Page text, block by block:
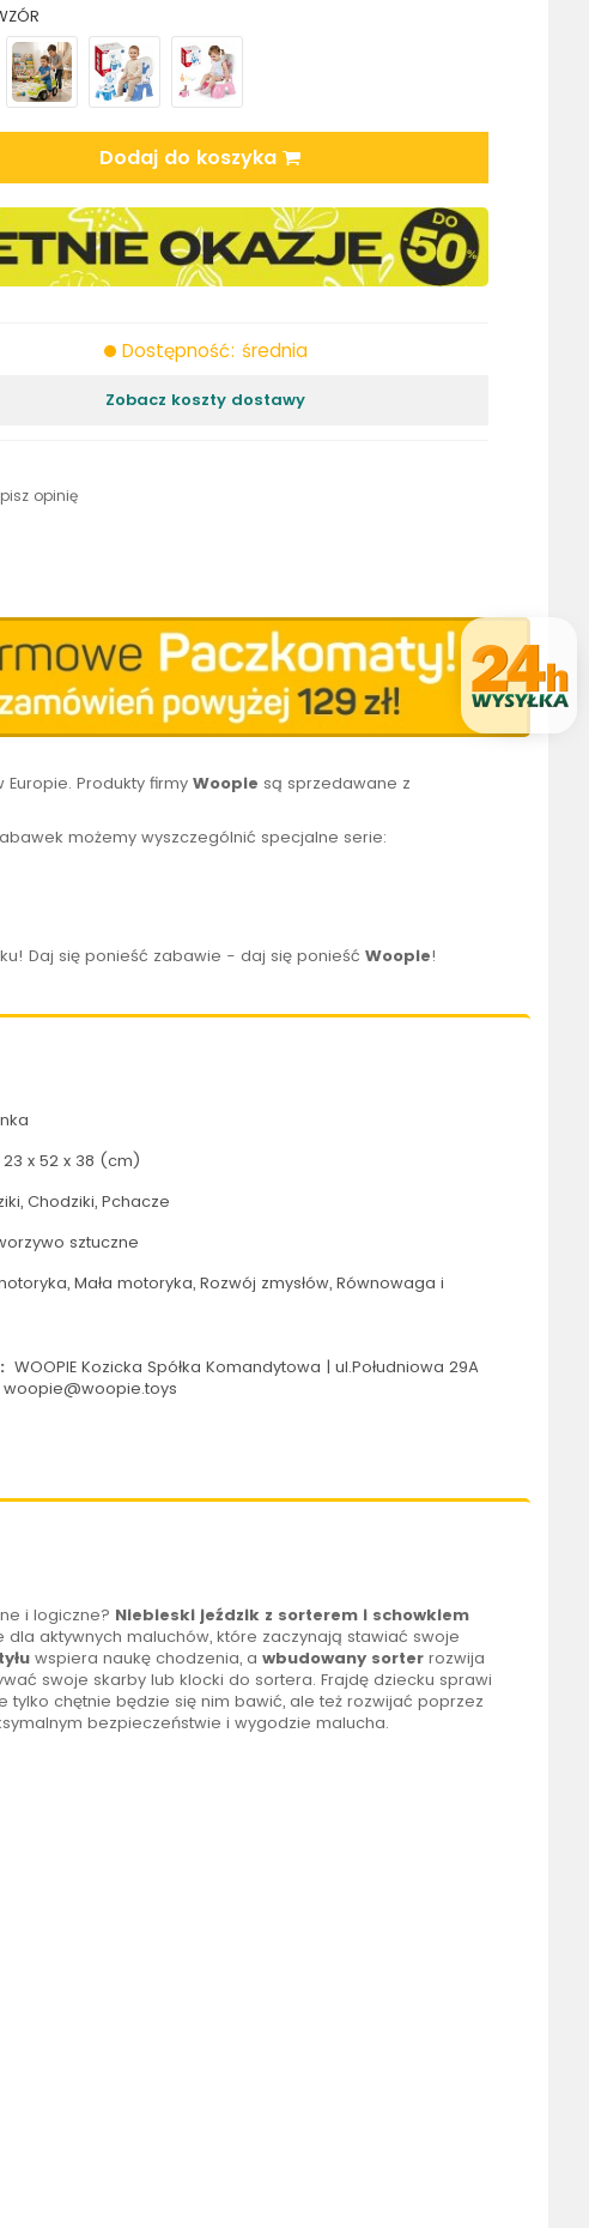
Dodaj do koszyka
Dostępność: średnia
Zobacz koszty dostawy
opinię
Produkty firmyWoopie są sprzedawane z
możemy wyszczególnić specjalne serie:
Daj się ponieść zabawie - daj się ponieśćWoopie!
23 x 52 x 38 (cm)
Chodziki, Pchacze
sztuczne
Mała motoryka, Rozwój zmysłów, Równowaga i
WOOPIE Kozicka Spółka Komandytowa | ul.Południowa 29A
i logiczne? Niebieski jeździk z sorterem i schowkiem
aktywnych maluchów, które zaczynają stawiać swoje
wspiera naukę chodzenia, a wbudowany sorterrozwija
swoje skarby lub klocki do sortera. Frajdę dziecku sprawi
chętnie będzie się nim bawić, ale też rozwijać poprzez
bezpieczeństwie i wygodzie malucha.